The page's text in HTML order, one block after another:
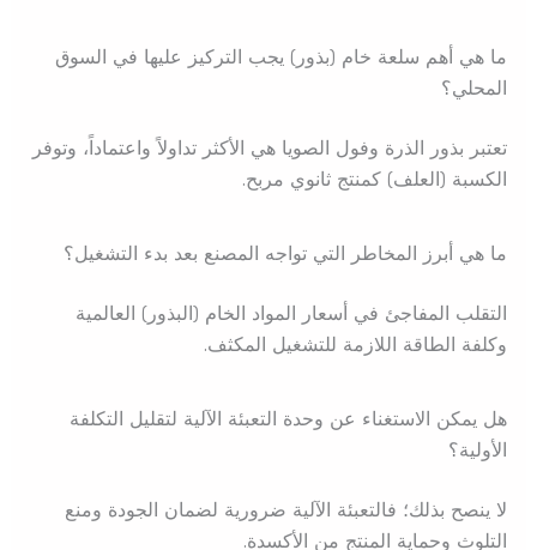
ما هي أهم سلعة خام (بذور) يجب التركيز عليها في السوق
المحلي؟
تعتبر بذور الذرة وفول الصويا هي الأكثر تداولاً واعتماداً، وتوفر
الكسبة (العلف) كمنتج ثانوي مربح.
ما هي أبرز المخاطر التي تواجه المصنع بعد بدء التشغيل؟
التقلب المفاجئ في أسعار المواد الخام (البذور) العالمية
وكلفة الطاقة اللازمة للتشغيل المكثف.
هل يمكن الاستغناء عن وحدة التعبئة الآلية لتقليل التكلفة
الأولية؟
لا ينصح بذلك؛ فالتعبئة الآلية ضرورية لضمان الجودة ومنع
التلوث وحماية المنتج من الأكسدة.